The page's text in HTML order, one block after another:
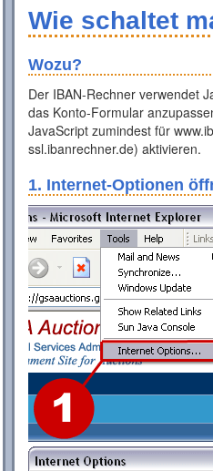
Wie schaltet
Wozu?
Der IBAN-Rechner verwendet
das Konto-Formular
JavaScript zumindest für
ssl.ibanrechner.de) aktivieren.
1. Internet-Optionen